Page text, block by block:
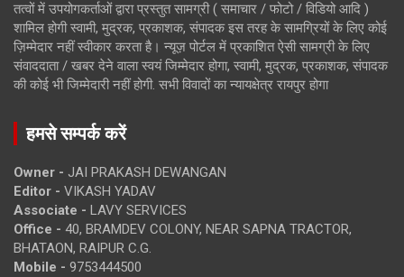
तत्वों में उपयोगकर्ताओं द्वारा प्रस्तुत सामग्री ( समाचार / फोटो / विडियो आदि )
शामिल होगी स्वामी, मुद्रक, प्रकाशक, संपादक इस तरह के सामग्रियों के लिए कोई
ज़िम्मेदार नहीं स्वीकार करता है। न्यूज़ पोर्टल में प्रकाशित ऐसी सामग्री के लिए
संवाददाता / खबर देने वाला स्वयं जिम्मेदार होगा, स्वामी, मुद्रक, प्रकाशक, संपादक
की कोई भी जिम्मेदारी नहीं होगी. सभी विवादों का न्यायक्षेत्र रायपुर होगा
हमसे सम्पर्क करें
Owner - JAI PRAKASH DEWANGAN
Editor - VIKASH YADAV
Associate - LAVY SERVICES
Office - 40, BRAMDEV COLONY, NEAR SAPNA TRACTOR,
BHATAON, RAIPUR C.G.
Mobile - 9753444500